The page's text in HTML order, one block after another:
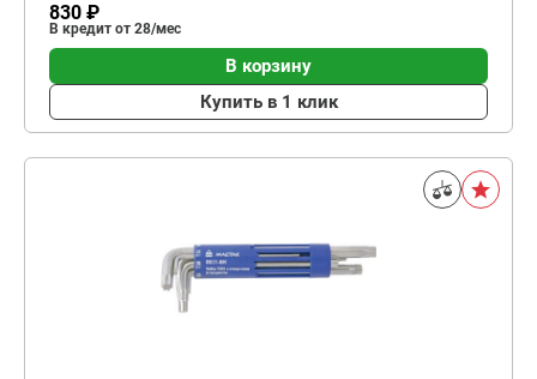
830 ₽
В кредит от 28/мес
В корзину
Купить в 1 клик